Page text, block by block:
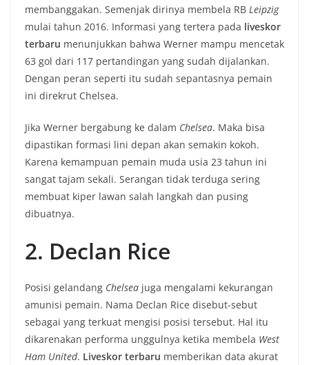
membanggakan. Semenjak dirinya membela RB Leipzig
mulai tahun 2016. Informasi yang tertera pada liveskor
terbaru menunjukkan bahwa Werner mampu mencetak
63 gol dari 117 pertandingan yang sudah dijalankan.
Dengan peran seperti itu sudah sepantasnya pemain
ini direkrut Chelsea.
Jika Werner bergabung ke dalam Chelsea. Maka bisa
dipastikan formasi lini depan akan semakin kokoh.
Karena kemampuan pemain muda usia 23 tahun ini
sangat tajam sekali. Serangan tidak terduga sering
membuat kiper lawan salah langkah dan pusing
dibuatnya.
2. Declan Rice
Posisi gelandang Chelsea juga mengalami kekurangan
amunisi pemain. Nama Declan Rice disebut-sebut
sebagai yang terkuat mengisi posisi tersebut. Hal itu
dikarenakan performa unggulnya ketika membela West
Ham United. Liveskor terbaru memberikan data akurat